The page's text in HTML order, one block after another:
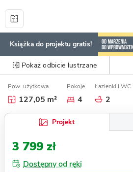
Książka do projektu gratis!
Pokaż odbicie lustrzane
Pow. użytkowa
127,05 m²
Pokoje
4
Łazienki i WC
2
Projekt
3 799 zł
Dostępny od ręki